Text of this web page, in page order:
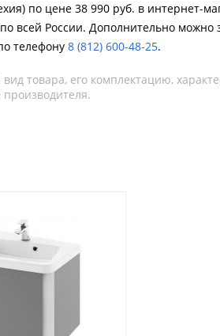
по цене 38 990 руб. в интернет-
всей России. Дополнительно можно
телефону 8 (812) 600-48-25.
товара, его комплектацию,